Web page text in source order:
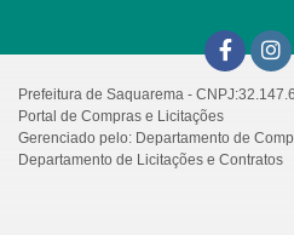
Prefeitura de Saquarema -
Portal de Compras e Licitações
Gerenciado pelo: Departamento de
Departamento de Licitações e Contratos